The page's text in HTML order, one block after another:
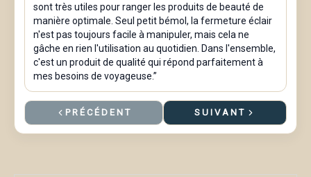
voyage
polyvalente,
trousse
toilette
voyage
sont très utiles pour ranger les produits de beauté de
manière optimale. Seul petit bémol, la fermeture éclair
n'est pas toujours facile à manipuler, mais cela ne
gâche en rien l'utilisation au quotidien. Dans l'ensemble,
c'est un produit de qualité qui répond parfaitement à
mes besoins de voyageuse.”
PRÉCÉDENT SUIVANT